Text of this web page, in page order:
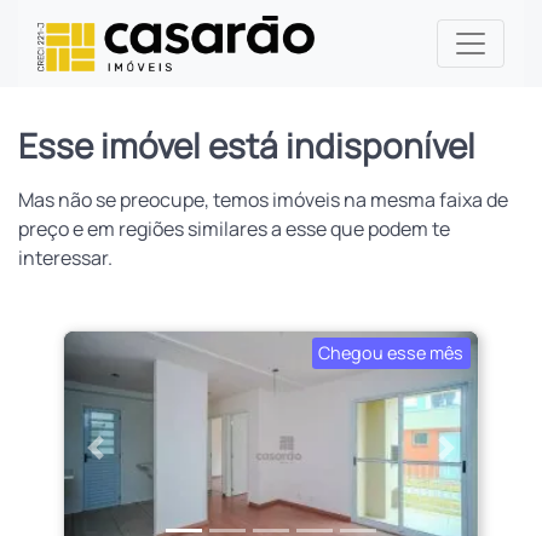
Esse imóvel está indisponível
Mas não se preocupe, temos imóveis na mesma faixa de
preço e em regiões similares a esse que podem te
interessar.
Chegou esse mês
Anterior Próximo